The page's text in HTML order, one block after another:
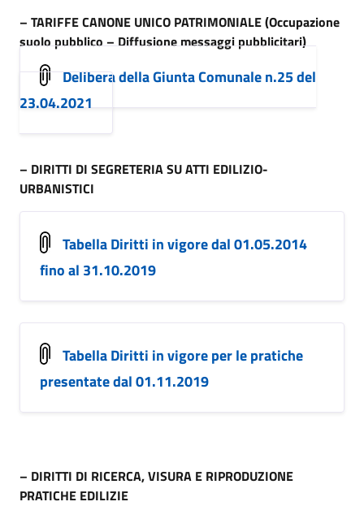
– TARIFFE CANONE UNICO PATRIMONIALE (Occupazione
suolo pubblico – Diffusione messaggi pubblicitari)
Delibera della Giunta Comunale n.25 del
23.04.2021
– DIRITTI DI SEGRETERIA SU ATTI EDILIZIO-
URBANISTICI
Tabella Diritti in vigore dal 01.05.2014
fino al 31.10.2019
Tabella Diritti in vigore per le pratiche
presentate dal 01.11.2019
– DIRITTI DI RICERCA, VISURA E RIPRODUZIONE
PRATICHE EDILIZIE